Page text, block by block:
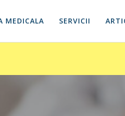
MEDICALA SERVICII